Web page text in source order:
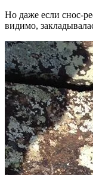
Но даже если снос-
видимо,